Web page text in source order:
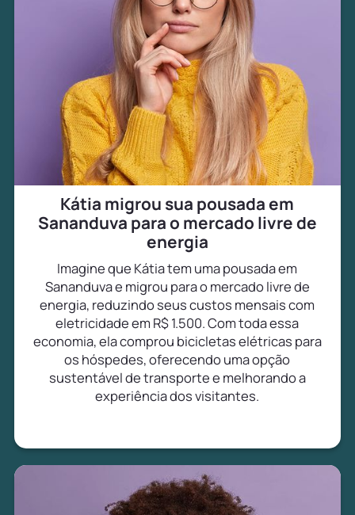
Kátia migrou sua pousada em
Sananduva para o mercado livre de
energia
Imagine que Kátia tem uma pousada em
Sananduva e migrou para o mercado livre de
energia, reduzindo seus custos mensais com
eletricidade em R$ 1.500. Com toda essa
economia, ela comprou bicicletas elétricas para
os hóspedes, oferecendo uma opção
sustentável de transporte e melhorando a
experiência dos visitantes.